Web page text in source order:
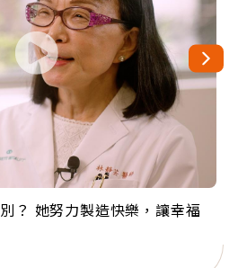
？ 她努力製造快樂，讓幸福
為台灣奉獻36年 「台灣是我
語！」
台灣找快樂！「蛋黃哥小
上萬爺奶：退休後才開始真
錄 成為全球最年長羽球選
來是「這個」
黑手阿伯拉小提琴還登上小